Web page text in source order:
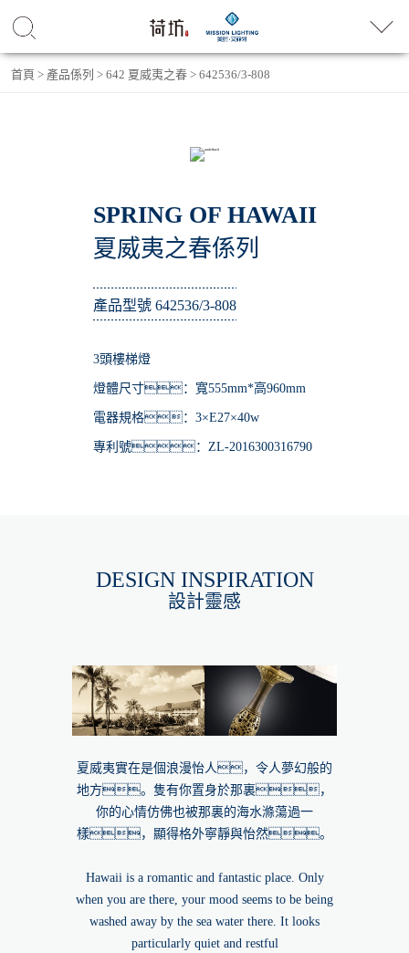
首頁 > 產品係列 > 642 夏威夷之春> 642536/3-808
SPRING OF HAWAII
夏威夷之春係列
產品型號 642536/3-808
3頭樓梯燈
燈體尺寸：寬555mm*高960mm
電器規格：3×E27×40w
專利號：ZL-2016300316790
DESIGN INSPIRATION
設計靈感
夏威夷實在是個浪漫怡人，令人夢幻般的
地方。隻有你置身於那裏，
你的心情仿佛也被那裏的海水滌蕩過一
樣，顯得格外寧靜與怡然。
Hawaii is a romantic and fantastic place. Only
when you are there, your mood seems to be being
washed away by the sea water there. It looks
particularly quiet and restful